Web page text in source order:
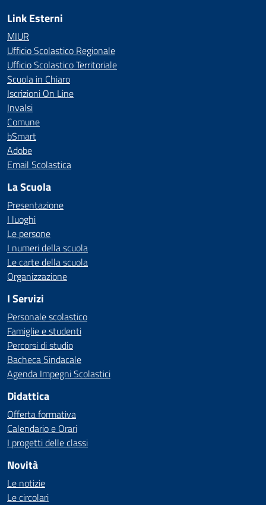
Link Esterni
MIUR
Ufficio Scolastico Regionale
Ufficio Scolastico Territoriale
Scuola in Chiaro
Iscrizioni On Line
Invalsi
Comune
bSmart
Adobe
Email Scolastica
La Scuola
Presentazione
I luoghi
Le persone
I numeri della scuola
Le carte della scuola
Organizzazione
I Servizi
Personale scolastico
Famiglie e studenti
Percorsi di studio
Bacheca Sindacale
Agenda Impegni Scolastici
Didattica
Offerta formativa
Calendario e Orari
I progetti delle classi
Novità
Le notizie
Le circolari